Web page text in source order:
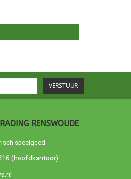
VERSTUUR
RENSWOUDE
speelgoed
(hoofdkantoor)